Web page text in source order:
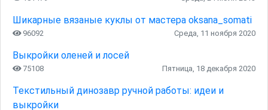
Шикарные вязаные куклы от мастера oksana_somati
96092 Среда, 11 ноября 2020
Выкройки оленей и лосей
75108 Пятница, 18 декабря 2020
Текстильный динозавр ручной работы: идеи и
выкройки